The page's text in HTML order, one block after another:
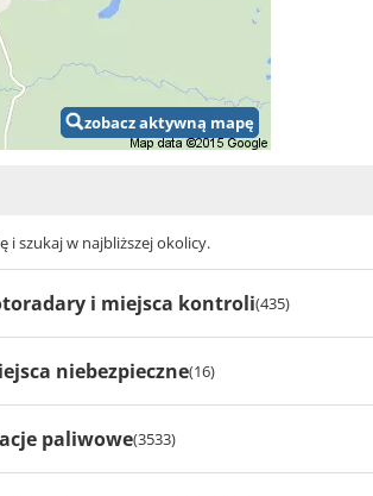
zobacz aktywną mapę
i szukaj w najbliższej okolicy.
i miejsca kontroli(435)
niebezpieczne(16)
paliwowe(3533)